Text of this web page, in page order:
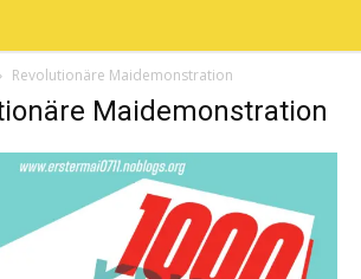
Revolutionäre Maidemonstration
Maidemonstration